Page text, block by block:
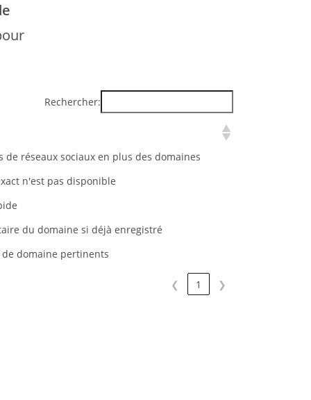
Rechercher:
réseaux sociaux en plus des domaines
n'est pas disponible
du domaine si déjà enregistré
domaine pertinents
❮ 1 ❯